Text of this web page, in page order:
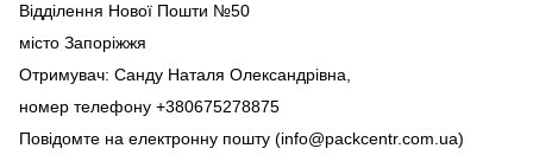
Відділення Нової Пошти №50
місто Запоріжжя
Отримувач: Санду Наталя Олександрівна,
номер телефону +380675278875
Повідомте на електронну пошту (info@packcentr.com.ua)